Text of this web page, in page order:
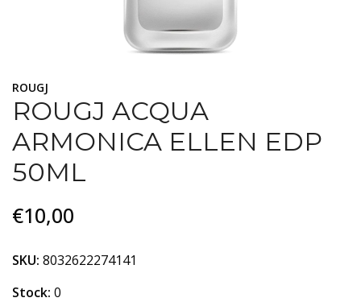
ROUGJ
ROUGJ ACQUA
ARMONICA ELLEN EDP
50ML
€10,00
SKU: 8032622274141
Stock: 0